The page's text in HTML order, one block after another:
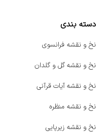
دسته بندی
نخ و نقشه فرانسوی
نخ و نقشه گل و گلدان
نخ و نقشه آیات قرآنی
نخ و نقشه منظره
نخ و نقشه زیرپایی